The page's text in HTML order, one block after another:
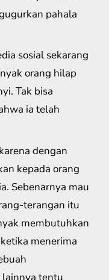
pahala
sosial sekarang
orang hilap
Tak bisa
ia telah
dengan
kepada orang
Sebenarnya mau
terangan itu
membutuhkan
menerima
tentu